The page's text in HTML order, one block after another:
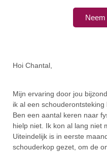
Hoi Chantal,
Mijn ervaring door jou
ik al een
Ben een aantal keren naar
hielp niet. Ik kon al lang niet
Uiteindelijk is in eerste
schouderkop gezet, om de